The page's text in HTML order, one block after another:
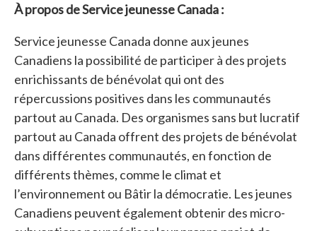
À propos de Service jeunesse Canada :
Service jeunesse Canada donne aux jeunes
Canadiens la possibilité de participer à des projets
enrichissants de bénévolat qui ont des
répercussions positives dans les communautés
partout au Canada. Des organismes sans but lucratif
partout au Canada offrent des projets de bénévolat
dans différentes communautés, en fonction de
différents thèmes, comme le climat et
l’environnement ou Bâtir la démocratie. Les jeunes
Canadiens peuvent également obtenir des micro-